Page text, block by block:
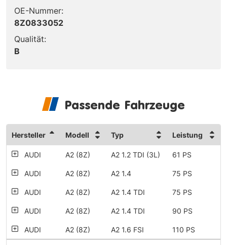
OE-Nummer:
8Z0833052
Qualität:
B
Passende Fahrzeuge
Hersteller Modell Typ Leistung
AUDI A2 (8Z) A2 1.2 TDI (3L) 61 PS
AUDI A2 (8Z) A2 1.4 75 PS
AUDI A2 (8Z) A2 1.4 TDI 75 PS
AUDI A2 (8Z) A2 1.4 TDI 90 PS
AUDI A2 (8Z) A2 1.6 FSI 110 PS